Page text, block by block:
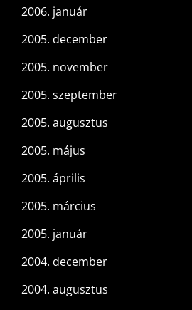
2006. január
2005. december
2005. november
2005. szeptember
2005. augusztus
2005. május
2005. április
2005. március
2005. január
2004. december
2004. augusztus